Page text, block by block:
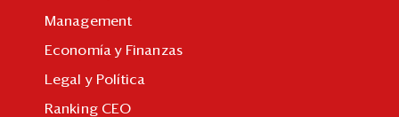
Management
Economía y Finanzas
Legal y Política
Ranking CEO